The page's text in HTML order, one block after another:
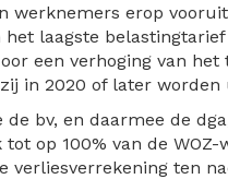
werknemers erop
laagste
een verhoging van het
in 2020 of later worden
bv, en daarmee de
op 100% van de
ten